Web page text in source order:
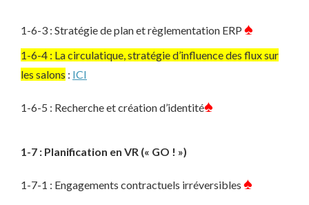
1-6-3 : Stratégie de plan et règlementation ERP ♠
1-6-4 : La circulatique, stratégie d’influence des flux sur
les salons : ICI
1-6-5 : Recherche et création d’identité♠
1-7 : Planification en VR (« GO ! »)
1-7-1 : Engagements contractuels irréversibles ♠